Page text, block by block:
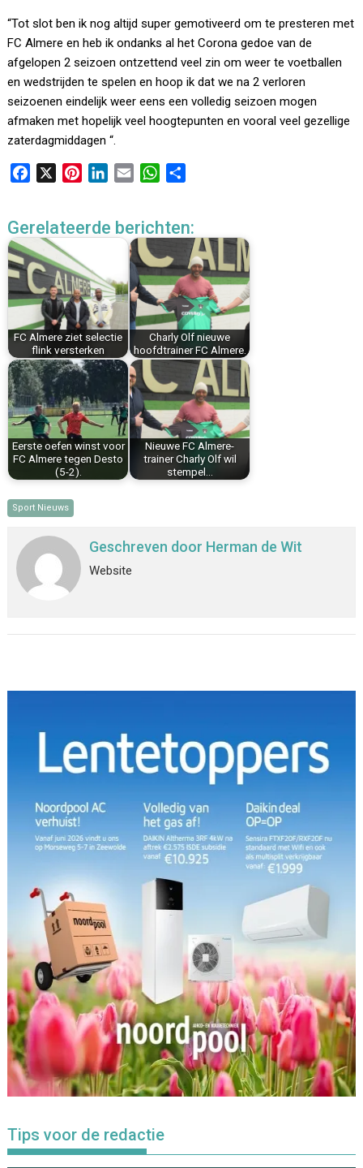
“Tot slot ben ik nog altijd super gemotiveerd om te presteren met
FC Almere en heb ik ondanks al het Corona gedoe van de
afgelopen 2 seizoen ontzettend veel zin om weer te voetballen
en wedstrijden te spelen en hoop ik dat we na 2 verloren
seizoenen eindelijk weer eens een volledig seizoen mogen
afmaken met hopelijk veel hoogtepunten en vooral veel gezellige
zaterdagmiddagen “.
e
b
o
o
k
t
r
e
s
t
k
I
n
i
W
t
A
p
p
e
n
Gerelateerde berichten:
FC Almere ziet selectie
flink versterken
Charly Olf nieuwe
hoofdtrainer FC Almere.
Eerste oefen winst voor
FC Almere tegen Desto
(5-2).
Nieuwe FC Almere-
trainer Charly Olf wil
stempel…
Sport Nieuws
Geschreven door Herman de Wit
Website
Tips voor de redactie